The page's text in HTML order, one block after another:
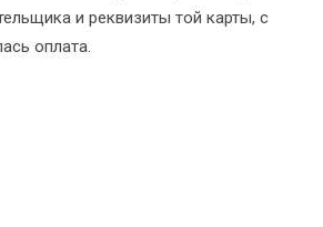
и реквизиты той карты, с
оплата.